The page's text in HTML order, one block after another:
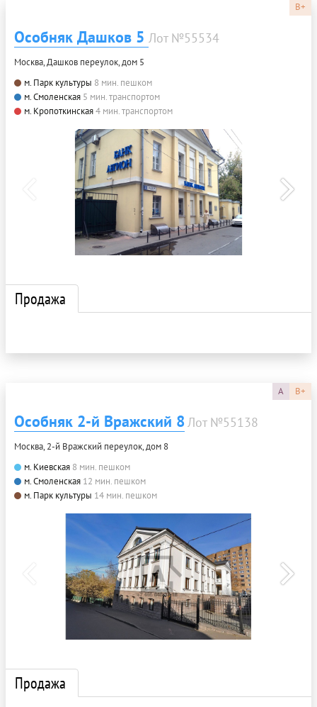
B+
Особняк Дашков 5 Лот №55534
Москва, Дашков переулок, дом 5
м. Парк культуры 8 мин. пешком
м. Смоленская 5 мин. транспортом
м. Кропоткинская4 мин. транспортом
Продажа
A B+
Особняк 2-й Вражский 8Лот №55138
Москва, 2-й Вражский переулок, дом 8
м. Киевская 8 мин. пешком
м. Смоленская 12 мин. пешком
м. Парк культуры 14 мин. пешком
Продажа